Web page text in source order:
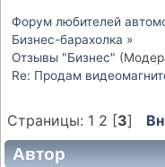
Форум любителей
Бизнес-барахолка »
Отзывы "Бизнес"
Re: Продам
Страницы: 1 2 [3]
Автор